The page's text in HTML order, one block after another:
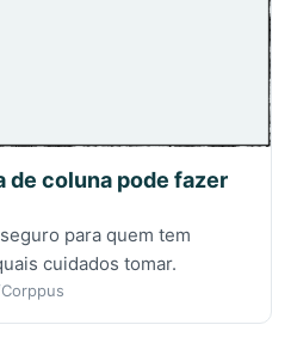
de coluna pode fazer
para quem tem
cuidados tomar.